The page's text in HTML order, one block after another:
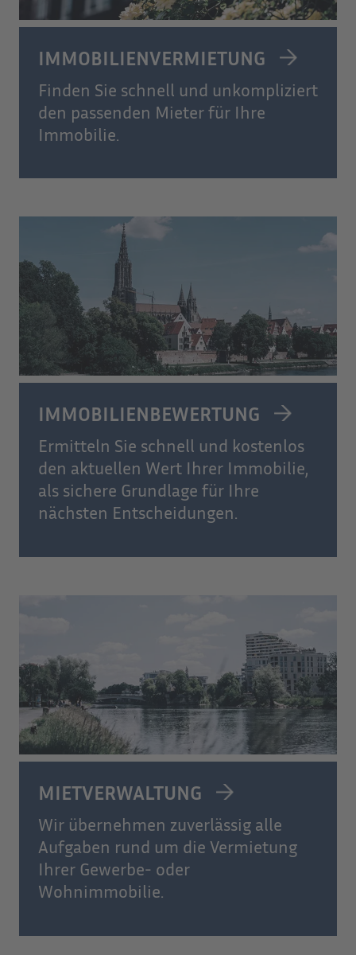
IMMOBILIENVERMIETUNG
Finden Sie schnell und unkompliziert
den passenden Mieter für Ihre
Immobilie.
IMMOBILIENBEWERTUNG
Ermitteln Sie schnell und kostenlos
den aktuellen Wert Ihrer Immobilie,
als sichere Grundlage für Ihre
nächsten Entscheidungen.
MIETVERWALTUNG
Wir übernehmen zuverlässig alle
Aufgaben rund um die Vermietung
Ihrer Gewerbe- oder
Wohnimmobilie.